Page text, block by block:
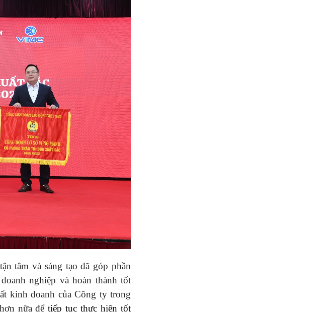
tâm và sáng tạo đã góp phần
nghiệp và hoàn thành tốt
kinh doanh của Công ty trong
nữa đểtiếp tục thực hiện tốt